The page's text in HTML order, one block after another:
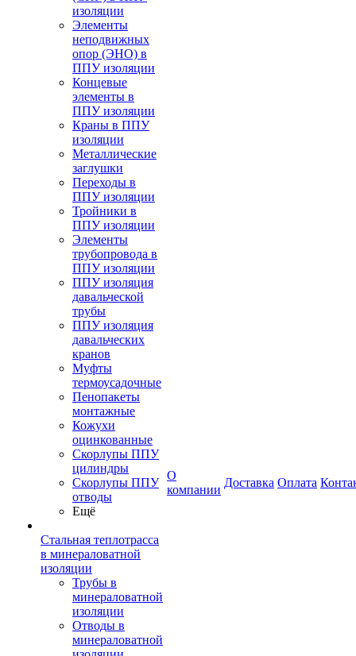
изоляции
Элементы
неподвижных
опор (ЭНО) в
ППУ изоляции
Концевые
элементы в
ППУ изоляции
Краны в ППУ
изоляции
Металлические
заглушки
Переходы в
ППУ изоляции
Тройники в
ППУ изоляции
Элементы
трубопровода в
ППУ изоляции
ППУ изоляция
давальческой
трубы
ППУ изоляция
давальческих
кранов
Муфты
термоусадочные
Пенопакеты
монтажные
Кожухи
оцинкованные
Скорлупы ППУ
цилиндры
Скорлупы ППУ
отводы
Ещё
Стальная теплотрасса
в минераловатной
изоляции
Трубы в
минераловатной
изоляции
Отводы в
минераловатной
О
компании
Доставка Оплата